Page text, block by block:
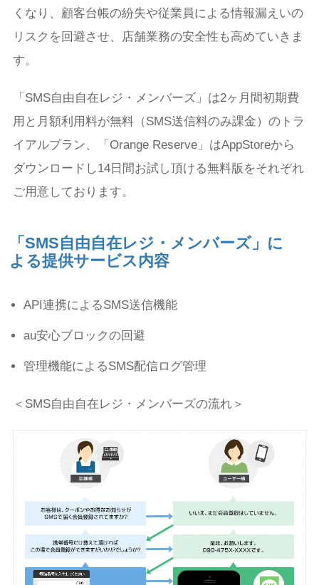
くなり、顧客台帳の紛失や従業員による情報漏えいの
リスクを回避させ、店舗業務の安全性も高めていきま
す。
「SMS自由自在レジ・メンバーズ」は2ヶ月間初期費
用と月額利用料が無料（SMS送信料のみ課金）のトラ
イアルプラン、「Orange Reserve」はAppStoreから
ダウンロードし14日間お試し頂ける無料版をそれぞれ
ご用意しております。
「SMS自由自在レジ・メンバーズ」に
よる提供サービス内容
API連携によるSMS送信機能
au安心ブロックの回避
管理機能によるSMS配信ログ管理
＜SMS自由自在レジ・メンバーズの流れ＞